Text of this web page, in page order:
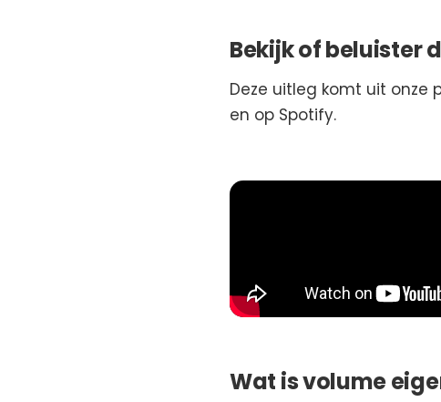
Bekijk of beluister
Deze uitleg komt uit onze
en op Spotify.
Wat is volume